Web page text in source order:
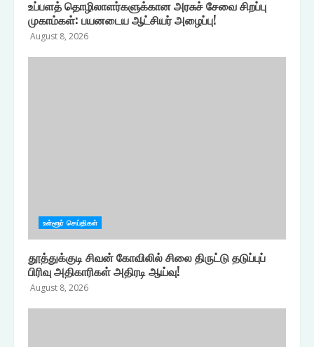
உப்பளத் தொழிலாளர்களுக்கான அரசுச் சேவை சிறப்பு
முகாம்கள்: பயனடைய ஆட்சியர் அழைப்பு!
August 8, 2026
உள்ளூர் செய்திகள்
தூத்துக்குடி சிவன் கோவிலில் சிலை திருட்டு தடுப்புப்
பிரிவு அதிகாரிகள் அதிரடி ஆய்வு!
August 8, 2026